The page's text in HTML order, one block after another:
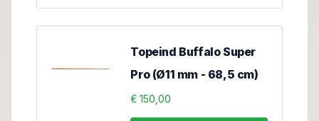
Topeind Buffalo Super
Pro (Ø11 mm - 68,5 cm)
€ 150,00